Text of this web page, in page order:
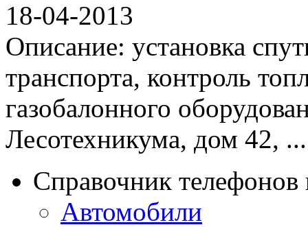
18-04-2013
Описание: установка
транспорта, контроль
газобалонного
Лесотехникума, дом 42, ...
Справочник
Автомобили